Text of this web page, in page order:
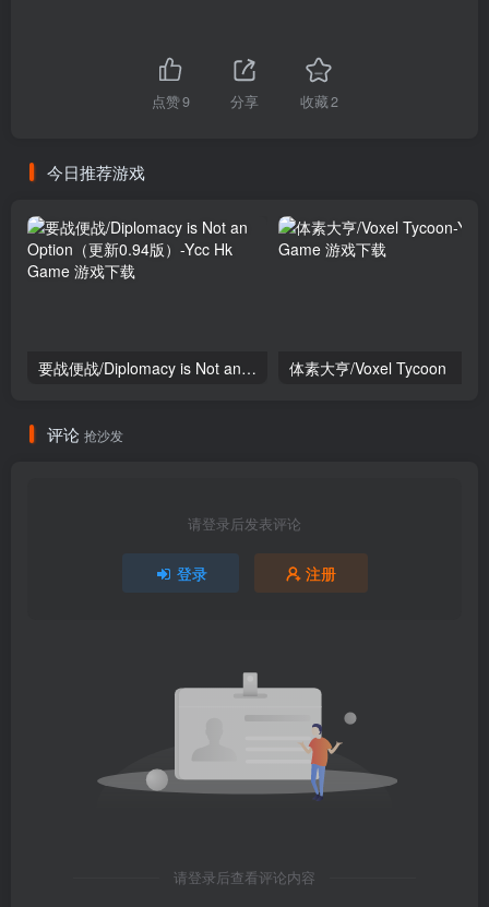
点赞9 分享 收藏2
今日推荐游戏
要战便战/Diplomacy is Not an Option（更新0.94版） 体素大亨/Voxel Tycoon
评论 抢沙发
请登录后发表评论
登录 注册
请登录后查看评论内容